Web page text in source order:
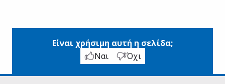
Είναι χρήσιμη αυτή η σελίδα;
Ναι
Όχι